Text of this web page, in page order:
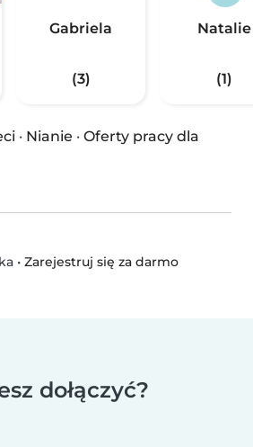
Gabriela
(3)
Natalie
(1)
· Nianie · Oferty pracy dla
• Zarejestruj się za darmo
dołączyć?